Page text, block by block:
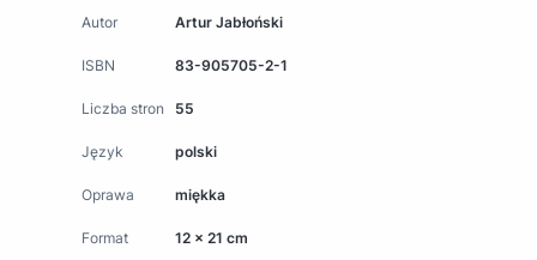
Autor Artur Jabłoński
ISBN 83-905705-2-1
Liczba stron 55
Język polski
Oprawa miękka
Format 12 x 21 cm